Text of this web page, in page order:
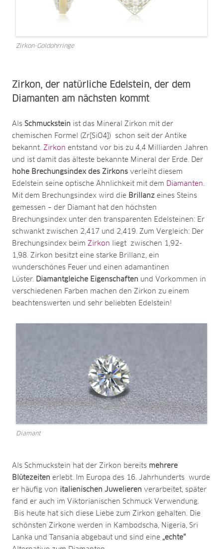
Zirkon-Goldohrringe
Zirkon, der natürliche Edelstein, der dem
Diamanten am nächsten kommt
Als Schmuckstein ist das Mineral Zirkon mit der
chemischen Formel (Zr[SiO4]) schon seit der Antike
bekannt. Zirkon entstand vor bis zu 4,4 Milliarden Jahren
und ist damit das älteste bekannte Mineral der Erde. Der
hohe Brechungsindex des Zirkons verleiht diesem
Edelstein seine optische Ähnlichkeit mit dem Diamanten.
Mit dem Brechungsindex wird die Brillanz eines Steins
gemessen – der Diamant hat den höchsten
Brechungsindex unter den transparenten Edelsteinen: Er
schwankt zwischen 2,417 und 2,419. Zum Vergleich: Der
Brechungsindex beim Zirkon
liegt zwischen 1,92-
1,98. Zirkon besitzt eine starke Brillanz, ein
wunderschönes Feuer und einen adamantinen
Lüster. Diamantgleiche Eigenschaften und Vorkommen in
verschiedenen Farben machen den Zirkon zu einem
beachtenswerten und sehr beliebten Edelstein!
Diamant
Als Schmuckstein hat der Zirkon bereits mehrere
Blütezeiten erlebt. Im Europa des 16. Jahrhunderts wurde
er häufig von italienischen Juwelieren verarbeitet, später
fand er auch im Viktorianischen Schmuck Verwendung.
Bis heute hat sich diese Liebe zum Zirkon gehalten. Die
schönsten Zirkone werden in Kambodscha, Nigeria, Sri
Lanka und Tansania abgebaut und sind eine „echte“